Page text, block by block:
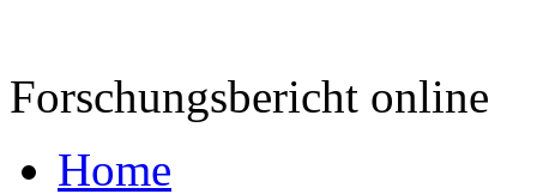
Forschungsbericht online
Home